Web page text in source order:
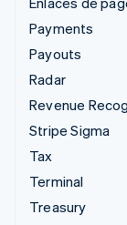
Payments
Payouts
Radar
Revenue
Stripe Sigma
Tax
Terminal
Treasury